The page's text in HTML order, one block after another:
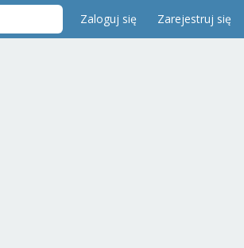
Zaloguj się Zarejestruj się